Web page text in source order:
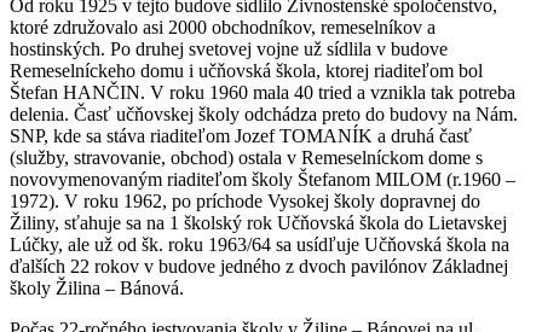
Od roku 1925 v tejto budove sídlilo Živnostenské spoločenstvo,
ktoré združovalo asi 2000 obchodníkov, remeselníkov a
hostinských. Po druhej svetovej vojne už sídlila v budove
Remeselníckeho domu i učňovská škola, ktorej riaditeľom bol
Štefan HANČIN. V roku 1960 mala 40 tried a vznikla tak potreba
delenia. Časť učňovskej školy odchádza preto do budovy na Nám.
SNP, kde sa stáva riaditeľom Jozef TOMANÍK a druhá časť
(služby, stravovanie, obchod) ostala v Remeselníckom dome s
novovymenovaným riaditeľom školy Štefanom MILOM (r.1960 –
1972). V roku 1962, po príchode Vysokej školy dopravnej do
Žiliny, sťahuje sa na 1 školský rok Učňovská škola do Lietavskej
Lúčky, ale už od šk. roku 1963/64 sa usídľuje Učňovská škola na
ďalších 22 rokov v budove jedného z dvoch pavilónov Základnej
školy Žilina – Bánová.